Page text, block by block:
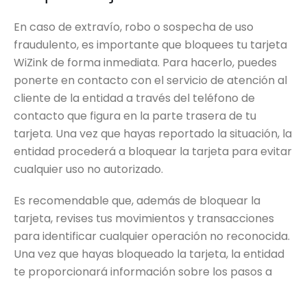
En caso de extravío, robo o sospecha de uso
fraudulento, es importante que bloquees tu tarjeta
WiZink de forma inmediata. Para hacerlo, puedes
ponerte en contacto con el servicio de atención al
cliente de la entidad a través del teléfono de
contacto que figura en la parte trasera de tu
tarjeta. Una vez que hayas reportado la situación, la
entidad procederá a bloquear la tarjeta para evitar
cualquier uso no autorizado.
Es recomendable que, además de bloquear la
tarjeta, revises tus movimientos y transacciones
para identificar cualquier operación no reconocida.
Una vez que hayas bloqueado la tarjeta, la entidad
te proporcionará información sobre los pasos a